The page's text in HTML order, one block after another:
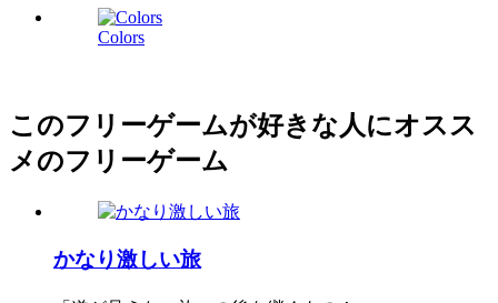
Colors
このフリーゲームが好きな人にオスス
メのフリーゲーム
かなり激しい旅